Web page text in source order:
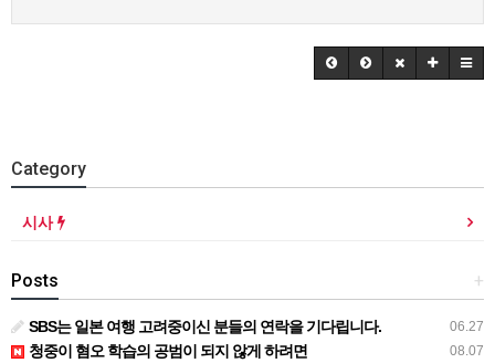
Category
시사
+
Posts
06.27
SBS는 일본 여행 고려중이신 분들의 연락을 기다립니다.
08.07
청중이 혐오 학습의 공범이 되지 않게 하려면